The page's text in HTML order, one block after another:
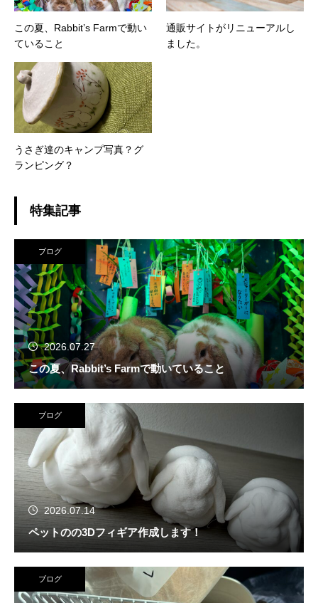
この夏、Rabbit’s Farmで動い
ていること
通販サイトがリニューアルし
ました。
うさぎ達のキャンプ写真？グ
ランピング？
特集記事
ブログ
2026.07.27
この夏、Rabbit’s Farmで動いていること
ブログ
2026.07.14
ペットのの3Dフィギア作成します！
ブログ